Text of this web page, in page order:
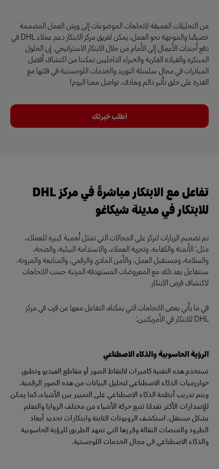
من التحليلات العميقة لاتجاهات الموضوعات إلى ورش العمل المصممة
خصيصًا والموجهة نحو العمل، يمكن لفريق مركز الابتكار دعم عملاء DHL في
دفع أجندات الأعمال إلى الأمام من خلال الابتكار الاستراتيجي. إن الحلول
المبتكرة والقيادة الفكرية والخبراء الداخليين تمكننا من اكتشاف أفضل
المبادرات في مجال سلسلة التوريد والخدمات اللوجستية في فئتها مع
القدرة على خلق تأثير دائم وهادف. تواصل معنا اليوم!
اطلب خبرتك
تفاعل مع الابتكار مباشرةً في مركز DHL
للابتكار في مدينة شيكاغو
تم تصميم الزيارات لتركز على المجالات التي تمثل أهمية كبيرة للعملاء،
مثل: الأتمتة والكفاءة، وتجربة العملاء، والاستدامة البيئية، والصحة،
والسلامة، ومستقبل العمل، والأمن المادي والرقمي، والمتابعة والمرونة.
ستتفاعل بعد ذلك مع المعروضات المستهدفة المرتبة حسب الاتجاهات
لاكتشاف فرص الابتكار.
في ما يأتي بعض الاتجاهات التي يمكنك التفاعل معها عن قرب في مركز
DHL للابتكار في الأمريكتين:
الرؤية الحاسوبية والذكاء الاصطناعي
تستخدم هذه التقنية كاميرات لالتقاط الصور أو مقاطع الفيديو وتطبق
خوارزميات الذكاء الاصطناعي لتحليل البيانات من هذه الصور الرقمية.
ويتم تدريب أنظمة الذكاء الاصطناعي على التمييز بين الأشياء، كما يمكن
للإصدارات الأكثر تقدمًا تتبع حركة الأشياء من مختلف الزوايا والتعلم
بشكل مستقل. استكشف الروبوتات الثابتة وابتكارات تحديد أبعاد
الطرود والمنصات النقالة وفرزها التي تمهد الطريق للرؤية الحاسوبية
والذكاء الاصطناعي في مجال الخدمات اللوجستية.